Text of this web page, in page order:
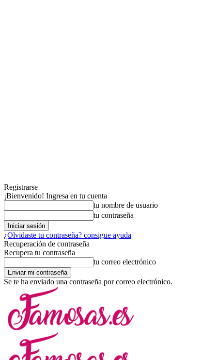
Registrarse
¡Bienvenido! Ingresa en tu cuenta
tu nombre de usuario
tu contraseña
¿Olvidaste tu contraseña? consigue ayuda
Recuperación de contraseña
Recupera tu contraseña
tu correo electrónico
Se te ha enviado una contraseña por correo electrónico.